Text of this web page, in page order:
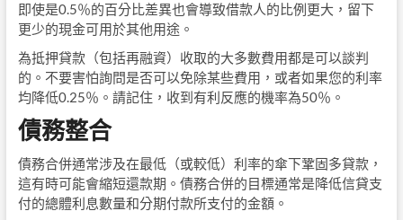
即使是0.5％的百分比差異也會導致借款人的比例更大，留下
更少的現金可用於其他用途。
為抵押貸款（包括再融資）收取的大多數費用都是可以談判
的。不要害怕詢問是否可以免除某些費用，或者如果您的利率
均降低0.25％。請記住，收到有利反應的機率為50％。
債務整合
債務合併通常涉及在最低（或較低）利率的傘下鞏固多貸款，
這有時可能會縮短還款期。債務合併的目標通常是降低信貸支
付的總體利息數量和分期付款所支付的金額。